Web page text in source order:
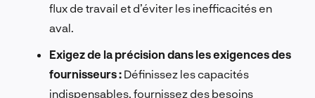
flux de travail et d’éviter les inefficacités en
aval.
Exigez de la précision dans les exigences des
fournisseurs : Définissez les capacités
indispensables, fournissez des besoins